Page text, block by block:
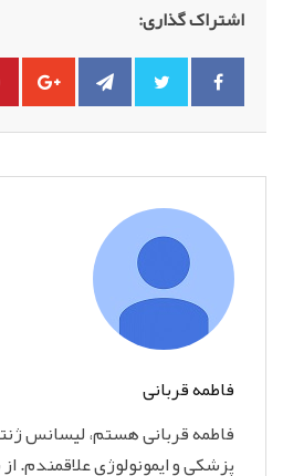
اشتراک گذاری:
فاطمه قربانی
فاطمه قربانی هستم، لیسانس
پزشکی و ایمونولوژی علاقمندم.